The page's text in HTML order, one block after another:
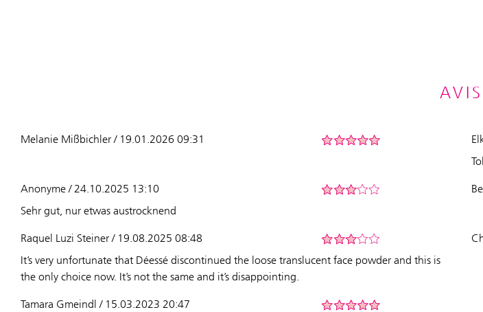
AVIS
Melanie Mißbichler / 19.01.2026 09:31
Anonyme / 24.10.2025 13:10
Sehr gut, nur etwas austrocknend
Raquel Luzi Steiner / 19.08.2025 08:48
It’s very unfortunate that Déessé discontinued the loose translucent face powder and this is
the only choice now. It’s not the same and it’s disappointing.
Tamara Gmeindl / 15.03.2023 20:47